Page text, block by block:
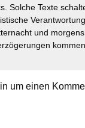
Solche Texte
und
um einen